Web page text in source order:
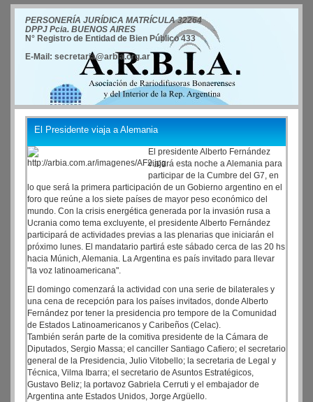
PERSONERÍA JURÍDICA MATRÍCULA 32264
DPPJ Pcia. BUENOS AIRES
N° Registro de Entidad de Bien Público 433
E-Mail: secretaria@arbia.org.ar
El Presidente viaja a Alemania
El presidente Alberto Fernández
viajará esta noche a Alemania para
participar de la Cumbre del G7, en
lo que será la primera participación de un Gobierno argentino en el
foro que reúne a los siete países de mayor peso económico del
mundo. Con la crisis energética generada por la invasión rusa a
Ucrania como tema excluyente, el presidente Alberto Fernández
participará de actividades previas a las plenarias que iniciarán el
próximo lunes. El mandatario partirá este sábado cerca de las 20 hs
hacia Múnich, Alemania. La Argentina es país invitado para llevar
"la voz latinoamericana".
El domingo comenzará la actividad con una serie de bilaterales y
una cena de recepción para los países invitados, donde Alberto
Fernández por tener la presidencia pro tempore de la Comunidad
de Estados Latinoamericanos y Caribeños (Celac).
También serán parte de la comitiva presidente de la Cámara de
Diputados, Sergio Massa; el canciller Santiago Cafiero; el secretario
general de la Presidencia, Julio Vitobello; la secretaria de Legal y
Técnica, Vilma Ibarra; el secretario de Asuntos Estratégicos,
Gustavo Beliz; la portavoz Gabriela Cerruti y el embajador de
Argentina ante Estados Unidos, Jorge Argüello.